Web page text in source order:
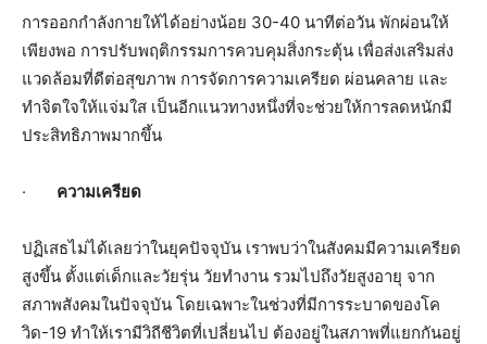
การออกกำลังกายให้ได้อย่างน้อย 30-40 นาทีต่อวัน พักผ่อนให้
เพียงพอ การปรับพฤติกรรมการควบคุมสิ่งกระตุ้น เพื่อส่งเสริมส่ง
แวดล้อมที่ดีต่อสุขภาพ การจัดการความเครียด ผ่อนคลาย และ
ทำจิตใจให้แจ่มใส เป็นอีกแนวทางหนึ่งที่จะช่วยให้การลดหนักมี
ประสิทธิภาพมากขึ้น
· ความเครียด
ปฏิเสธไม่ได้เลยว่าในยุคปัจจุบัน เราพบว่าในสังคมมีความเครียด
สูงขึ้น ตั้งแต่เด็กและวัยรุ่น วัยทำงาน รวมไปถึงวัยสูงอายุ จาก
สภาพสังคมในปัจจุบัน โดยเฉพาะในช่วงที่มีการระบาดของโค
วิด-19 ทำให้เรามีวิถีชีวิตที่เปลี่ยนไป ต้องอยู่ในสภาพที่แยกกันอยู่